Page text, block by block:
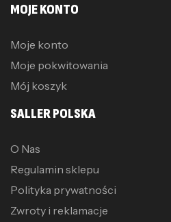
MOJE KONTO
Moje konto
Moje pokwitowania
Mój koszyk
SALLER POLSKA
O Nas
Regulamin sklepu
Polityka prywatności
Zwroty i reklamacje